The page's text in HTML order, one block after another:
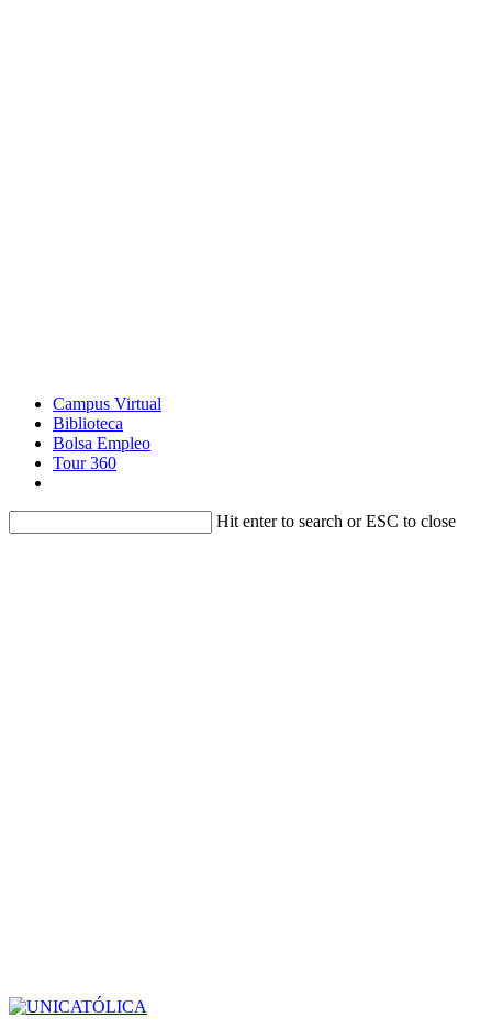
Campus Virtual
Biblioteca
Bolsa Empleo
Tour 360
Hit enter to search or ESC to close